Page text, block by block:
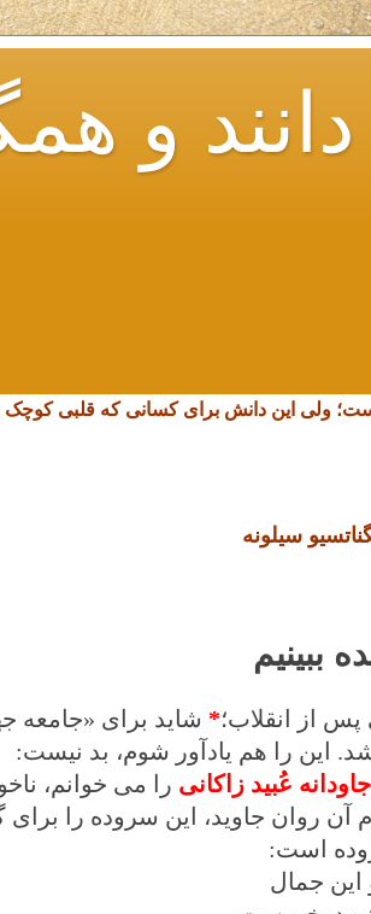
و
ولی این دانش برای کسانی که قلبی
سیلونه
ببینیم
پس از انقلاب؛* شاید برای «جامعه
این را هم یادآور شوم، بد نیست:
جاودانه عُبید زاکانی را می خوانم،
روان جاوید، این سروده را
است:
این جمال